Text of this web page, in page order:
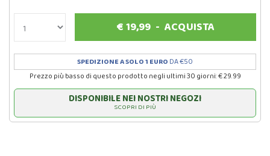
€19,99- ACQUISTA
SPEDIZIONE A SOLO 1 EURO DA €50
Prezzo più basso di questo prodotto negli ultimi 30 giorni: € 29.99
DISPONIBILE NEI NOSTRI NEGOZI
SCOPRI DI PIÙ